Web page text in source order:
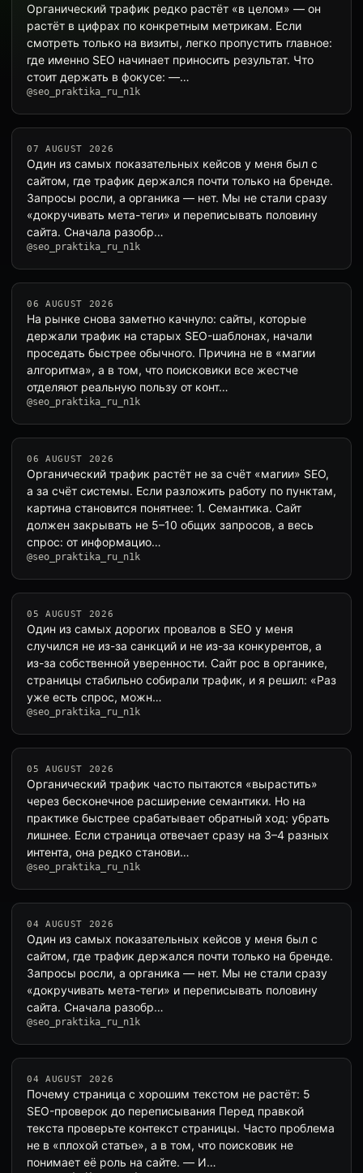
Органический трафик редко растёт «в целом» — он
растёт в цифрах по конкретным метрикам. Если
смотреть только на визиты, легко пропустить главное:
где именно SEO начинает приносить результат. Что
стоит держать в фокусе: —…
@seo_praktika_ru_n1k
07 AUGUST 2026
Один из самых показательных кейсов у меня был с
сайтом, где трафик держался почти только на бренде.
Запросы росли, а органика — нет. Мы не стали сразу
«докручивать мета-теги» и переписывать половину
сайта. Сначала разобр…
@seo_praktika_ru_n1k
06 AUGUST 2026
На рынке снова заметно качнуло: сайты, которые
держали трафик на старых SEO-шаблонах, начали
проседать быстрее обычного. Причина не в «магии
алгоритма», а в том, что поисковики все жестче
отделяют реальную пользу от конт…
@seo_praktika_ru_n1k
06 AUGUST 2026
Органический трафик растёт не за счёт «магии» SEO,
а за счёт системы. Если разложить работу по пунктам,
картина становится понятнее: 1. Семантика. Сайт
должен закрывать не 5–10 общих запросов, а весь
спрос: от информацио…
@seo_praktika_ru_n1k
05 AUGUST 2026
Один из самых дорогих провалов в SEO у меня
случился не из-за санкций и не из-за конкурентов, а
из-за собственной уверенности. Сайт рос в органике,
страницы стабильно собирали трафик, и я решил: «Раз
уже есть спрос, можн…
@seo_praktika_ru_n1k
05 AUGUST 2026
Органический трафик часто пытаются «вырастить»
через бесконечное расширение семантики. Но на
практике быстрее срабатывает обратный ход: убрать
лишнее. Если страница отвечает сразу на 3–4 разных
интента, она редко станови…
@seo_praktika_ru_n1k
04 AUGUST 2026
Один из самых показательных кейсов у меня был с
сайтом, где трафик держался почти только на бренде.
Запросы росли, а органика — нет. Мы не стали сразу
«докручивать мета-теги» и переписывать половину
сайта. Сначала разобр…
@seo_praktika_ru_n1k
04 AUGUST 2026
Почему страница с хорошим текстом не растёт: 5
SEO-проверок до переписывания Перед правкой
текста проверьте контекст страницы. Часто проблема
не в «плохой статье», а в том, что поисковик не
понимает её роль на сайте. — И…